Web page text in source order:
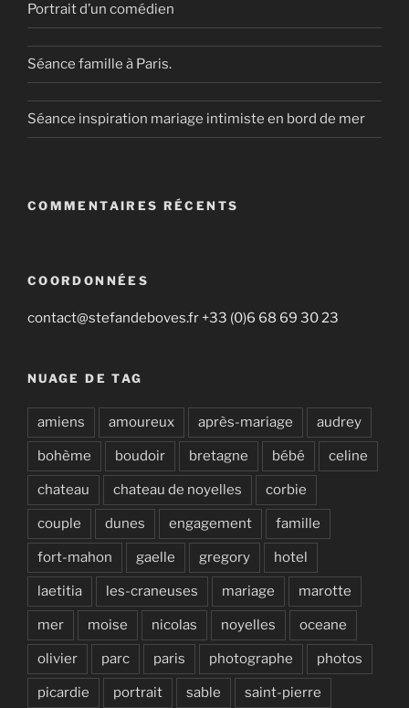
Portrait d’un comédien
Séance famille à Paris.
Séance inspiration mariage intimiste en bord de mer
COMMENTAIRES RÉCENTS
COORDONNÉES
contact@stefandeboves.fr +33 (0)6 68 69 30 23
NUAGE DE TAG
amiens amoureux après-mariage audrey
bohème boudoir bretagne bébé celine
chateau chateau de noyelles corbie
couple dunes engagement famille
fort-mahon gaelle gregory hotel
laetitia les-craneuses mariage marotte
mer moise nicolas noyelles oceane
olivier parc paris photographe photos
picardie portrait sable saint-pierre